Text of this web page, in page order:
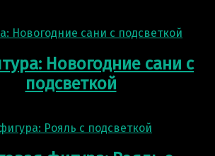
Новогодние сани с
подсветкой